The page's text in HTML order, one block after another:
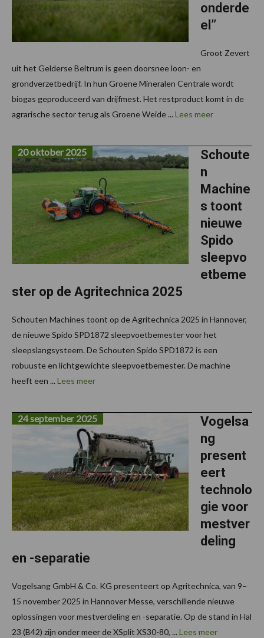
onderde
el”
Groot Zevert
uit het Gelderse Beltrum is geen doorsnee loon- en
grondverzetbedrijf. In hun Groene Mineralen Centrale wordt
biogas geproduceerd van drijfmest. Het restproduct komt in de
agrarische sector terug als Groene Weide ... Lees meer
Schoute
n
Machine
s toont
nieuwe
Spido
sleepvo
etbeme
ster op de Agritechnica 2025
20 oktober 2025
Schouten Machines toont op de Agritechnica 2025 in Hannover,
de nieuwe Spido SPD1872 sleepvoetbemester voor het
sleepslangsysteem. De Schouten Spido SPD1872 is een
robuuste en lichtgewichte sleepvoetbemester. De machine
heeft een ... Lees meer
Vogelsa
ng
present
eert
technolo
gie voor
mestver
deling
en -separatie
24 september 2025
Vogelsang GmbH & Co. KG presenteert op Agritechnica, van 9–
15 november 2025 in Hannover Messe, verschillende nieuwe
oplossingen voor mestverdeling en -separatie. Op de stand in Hal
23 (B42) zijn onder meer de XSplit XS30-80, ... Lees meer